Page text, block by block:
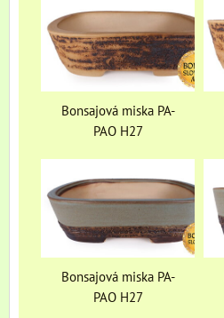
Bonsajová miska PA-
PAO H27
Bonsajová miska PA-
PAO H27